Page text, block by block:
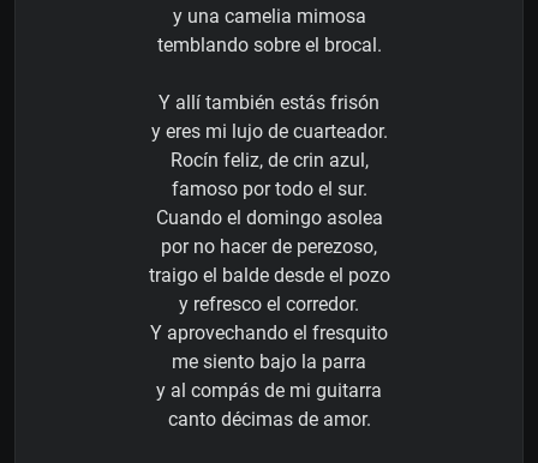
y una camelia mimosa
temblando sobre el brocal.
Y allí también estás frisón
y eres mi lujo de cuarteador.
Rocín feliz, de crin azul,
famoso por todo el sur.
Cuando el domingo asolea
por no hacer de perezoso,
traigo el balde desde el pozo
y refresco el corredor.
Y aprovechando el fresquito
me siento bajo la parra
y al compás de mi guitarra
canto décimas de amor.